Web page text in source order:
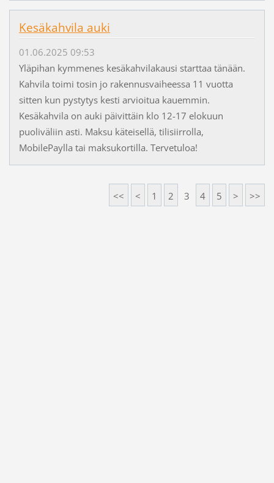
Kesäkahvila auki
01.06.2025 09:53
Yläpihan kymmenes kesäkahvilakausi starttaa tänään.
Kahvila toimi tosin jo rakennusvaiheessa 11 vuotta
sitten kun pystytys kesti arvioitua kauemmin.
Kesäkahvila on auki päivittäin klo 12-17 elokuun
puoliväliin asti. Maksu käteisellä, tilisiirrolla,
MobilePaylla tai maksukortilla. Tervetuloa!
<< < 1 2 3 4 5 > >>